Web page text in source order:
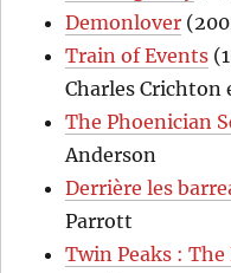
Demonlover
Train of Events
Charles Crichton
The Phoenician
Anderson
Derrière les
Parrott
Twin Peaks :